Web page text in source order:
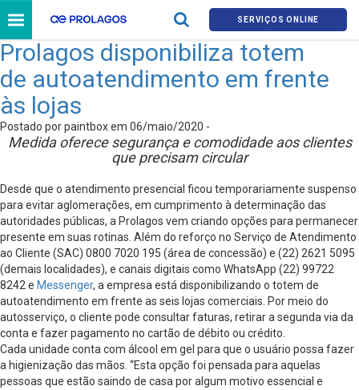
SERVIÇOS ONLINE
Prolagos disponibiliza totem
de autoatendimento em frente
às lojas
Postado por paintbox em 06/maio/2020 -
Medida oferece segurança e comodidade aos clientes
que precisam circular
Desde que o atendimento presencial ficou temporariamente suspenso
para evitar aglomerações, em cumprimento à determinação das
autoridades públicas, a Prolagos vem criando opções para permanecer
presente em suas rotinas. Além do reforço no Serviço de Atendimento
ao Cliente (SAC) 0800 7020 195 (área de concessão) e (22) 2621 5095
(demais localidades), e canais digitais como WhatsApp (22) 99722
8242 e Messenger, a empresa está disponibilizando o totem de
autoatendimento em frente as seis lojas comerciais. Por meio do
autosserviço, o cliente pode consultar faturas, retirar a segunda via da
conta e fazer pagamento no cartão de débito ou crédito.
Cada unidade conta com álcool em gel para que o usuário possa fazer
a higienização das mãos. “Esta opção foi pensada para aquelas
pessoas que estão saindo de casa por algum motivo essencial e